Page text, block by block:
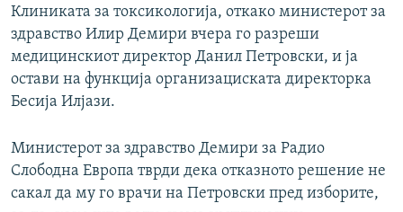
Клиниката за токсикологија, откако министерот за
здравство Илир Демири вчера го разреши
медицинскиот директор Данил Петровски, и ја
остави на функција организациската директорка
Бесија Илјази.
Министерот за здравство Демири за Радио
Слободна Европа тврди дека отказното решение не
сакал да му го врачи на Петровски пред изборите,